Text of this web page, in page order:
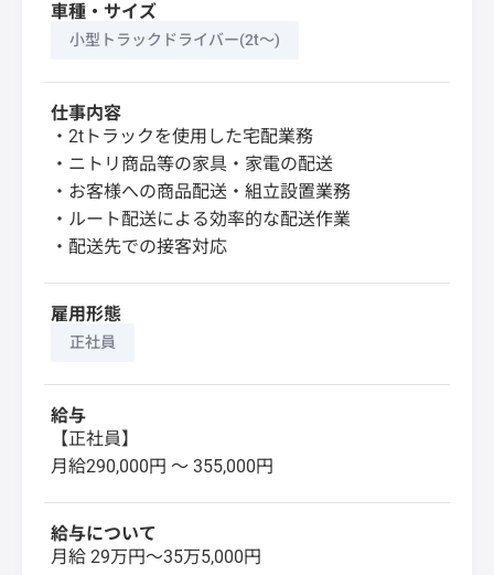
車種・サイズ
小型トラックドライバー(2t～)
仕事内容
・2tトラックを使用した宅配業務
・ニトリ商品等の家具・家電の配送
・お客様への商品配送・組立設置業務
・ルート配送による効率的な配送作業
・配送先での接客対応
雇用形態
正社員
給与
【正社員】
月給290,000円 〜 355,000円
給与について
月給 29万円～35万5,000円